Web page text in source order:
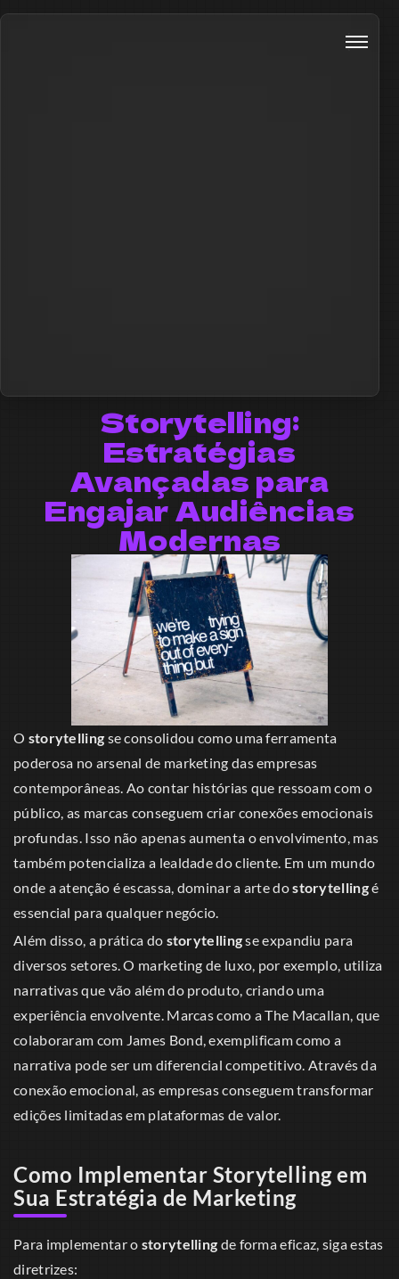
Storytelling:
Estratégias
Avançadas para
Engajar Audiências
Modernas
O storytelling se consolidou como uma ferramenta
poderosa no arsenal de marketing das empresas
contemporâneas. Ao contar histórias que ressoam com o
público, as marcas conseguem criar conexões emocionais
profundas. Isso não apenas aumenta o envolvimento, mas
também potencializa a lealdade do cliente. Em um mundo
onde a atenção é escassa, dominar a arte dostorytellingé
essencial para qualquer negócio.
Além disso, a prática do storytellingse expandiu para
diversos setores. O marketing de luxo, por exemplo, utiliza
narrativas que vão além do produto, criando uma
experiência envolvente. Marcas como a The Macallan, que
colaboraram com James Bond, exemplificam como a
narrativa pode ser um diferencial competitivo. Através da
conexão emocional, as empresas conseguem transformar
edições limitadas em plataformas de valor.
Como Implementar Storytelling em
Sua Estratégia de Marketing
Para implementar o storytelling de forma eficaz, siga estas
diretrizes: